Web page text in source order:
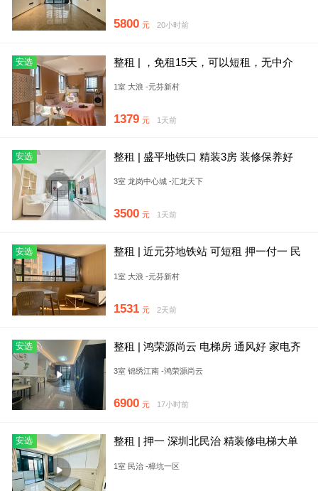
5800 元 20小时前
安选
整租 | ，免租15天，可以短租，无中介
1室 大浪 -元芬新村
1379 元 1天前
安选
整租 | 盛平地铁口 精装3房 装修保养好
3室 龙岗中心城 -汇龙天下
3500 元 1天前
安选
整租 | 近元芬地铁站 可短租 押一付一 民
1室 大浪 -元芬新村
1531 元 2天前
安选
整租 | 鸿荣源尚云 电梯房 通风好 家电齐
3室 锦绣江南 -鸿荣源尚云
6900 元 17小时前
安选
整租 | 押一 深圳北民治 精装修电梯大单
1室 民治 -樟坑一区